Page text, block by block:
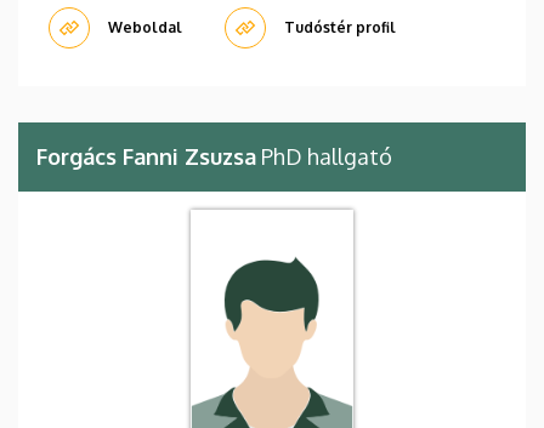
Weboldal Tudóstér profil
Forgács Fanni Zsuzsa PhD hallgató